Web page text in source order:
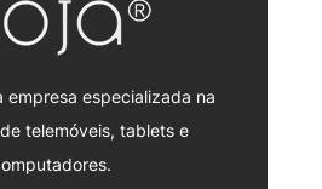
empresa especializada na
telemóveis, tablets e